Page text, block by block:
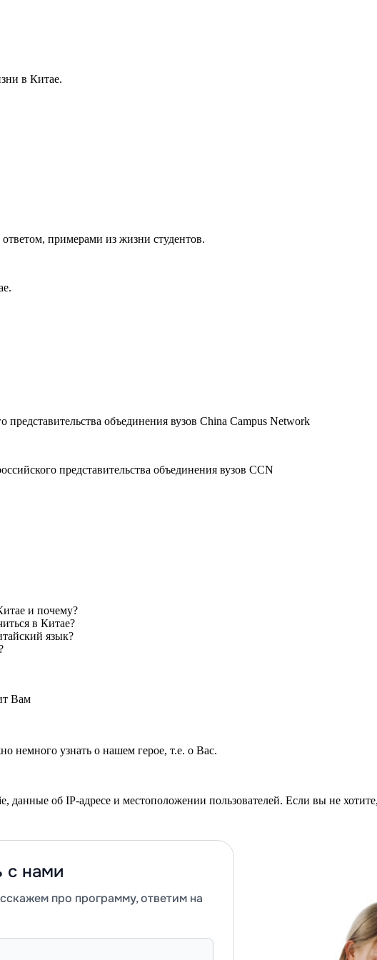
в Китае.
примерами из жизни студентов.
представительства объединения вузов China Campus Network
представительства объединения вузов CCN
и почему?
в Китае?
язык?
Вам
немного узнать о нашем герое, т.е. о Вас.
об IP-адресе и местоположении пользователей. Если вы не
с нами
про программу, ответим на